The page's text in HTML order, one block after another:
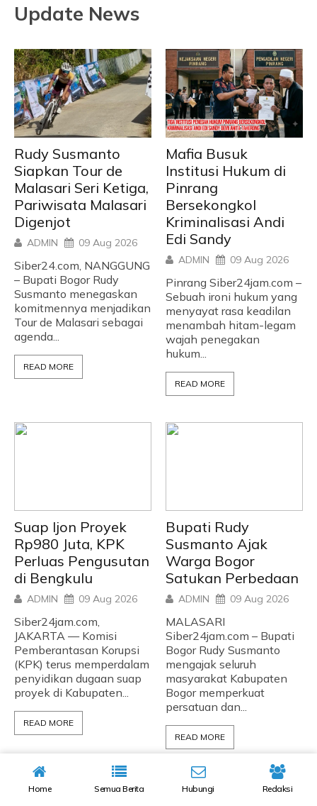
Update News
Rudy Susmanto
Siapkan Tour de
Malasari Seri Ketiga,
Pariwisata Malasari
Digenjot
ADMIN 09 Aug 2026
Siber24.com, NANGGUNG
– Bupati Bogor Rudy
Susmanto menegaskan
komitmennya menjadikan
Tour de Malasari sebagai
agenda...
READ MORE
Mafia Busuk
Institusi Hukum di
Pinrang
Bersekongkol
Kriminalisasi Andi
Edi Sandy
ADMIN 09 Aug 2026
Pinrang Siber24jam.com –
Sebuah ironi hukum yang
menyayat rasa keadilan
menambah hitam-legam
wajah penegakan
hukum...
READ MORE
Suap Ijon Proyek
Rp980 Juta, KPK
Perluas Pengusutan
di Bengkulu
ADMIN 09 Aug 2026
Siber24jam.com,
JAKARTA — Komisi
Pemberantasan Korupsi
(KPK) terus memperdalam
penyidikan dugaan suap
proyek di Kabupaten...
READ MORE
Bupati Rudy
Susmanto Ajak
Warga Bogor
Satukan Perbedaan
ADMIN 09 Aug 2026
MALASARI
Siber24jam.com – Bupati
Bogor Rudy Susmanto
mengajak seluruh
masyarakat Kabupaten
Bogor memperkuat
persatuan dan...
READ MORE
Home Semua Berita Hubungi Redaksi